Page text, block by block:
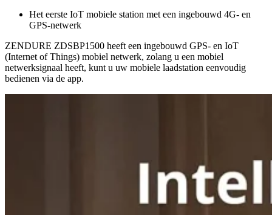
Het eerste IoT mobiele station met een ingebouwd 4G- en
GPS-netwerk
ZENDURE ZDSBP1500 heeft een ingebouwd GPS- en IoT
(Internet of Things) mobiel netwerk, zolang u een mobiel
netwerksignaal heeft, kunt u uw mobiele laadstation eenvoudig
bedienen via de app.